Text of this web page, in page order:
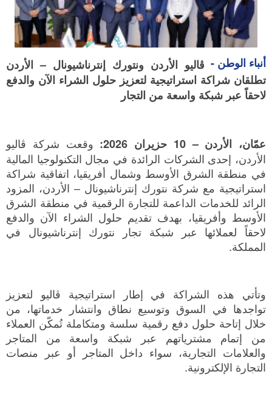
أنباء الوطن - ڤاليو الأردن ونتورك إنترناشيونال – الأردن
تطلقان شراكة استراتيجية لتعزيز حلول الشراء الآن والدفع
لاحقاً عبر شبكة واسعة من التجار
عمّان، الأردن –10 حزيران 2026 : وقعت شركة ڤاليو
الأردن، إحدى الشركات الرائدة في مجال التكنولوجيا المالية
في منطقة الشرق الأوسط وشمال أفريقيا، اتفاقية شراكة
استراتيجية مع شركة نتورك إنترناشيونال – الأردن، المزود
الرائد للخدمات الداعمة للتجارة الرقمية في منطقة الشرق
الأوسط وأفريقيا، بهدف تقديم حلول الشراء الآن والدفع
لاحقاً لعملائها عبر شبكة تجار نتورك إنترناشيونال في
المملكة.
وتأتي هذه الشراكة في إطار استراتيجية ڤاليو لتعزيز
تواجدها في السوق وتوسيع نطاق وانتشار خدماتها، من
خلال إتاحة حلول دفع رقمية سلسة ومتكاملة تُمكّن العملاء
من إتمام مشترياتهم عبر شبكة واسعة من المتاجر
والعلامات التجارية، سواء داخل المتاجر أو عبر منصات
التجارة الإلكترونية.